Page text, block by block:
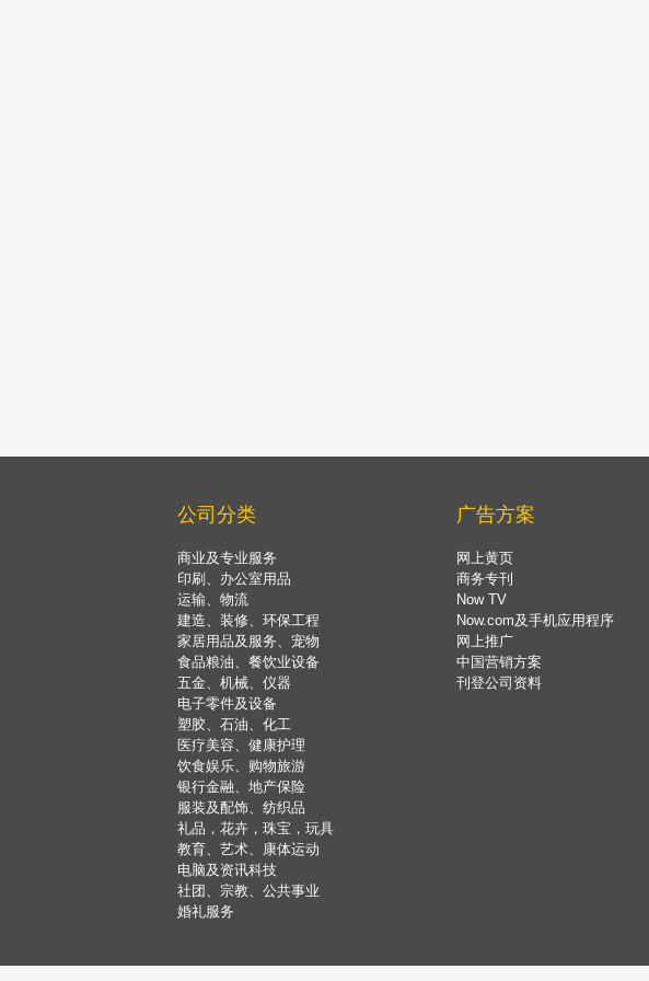
公司分类
商业及专业服务
印刷、办公室用品
运输、物流
建造、装修、环保工程
家居用品及服务、宠物
食品粮油、餐饮业设备
五金、机械、仪器
电子零件及设备
塑胶、石油、化工
医疗美容、健康护理
饮食娱乐、购物旅游
银行金融、地产保险
服装及配饰、纺织品
礼品，花卉，珠宝，玩具
教育、艺术、康体运动
电脑及资讯科技
社团、宗教、公共事业
婚礼服务
广告方案
网上黄页
商务专刊
Now TV
Now.com及手机应用程序
网上推广
中国营销方案
刊登公司资料